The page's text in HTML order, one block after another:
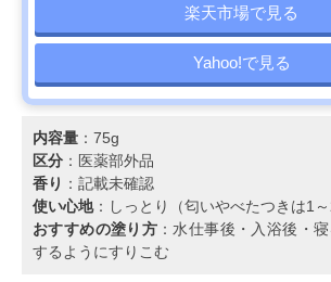
楽天市場で見る
Yahoo!で見る
内容量 ：75g
区分 ：医薬部外品
香り ：記載未確認
使い心地：しっとり（匂いやべたつきは1～
おすすめの塗り方 ：水仕事後・入浴後・
するようにすりこむ